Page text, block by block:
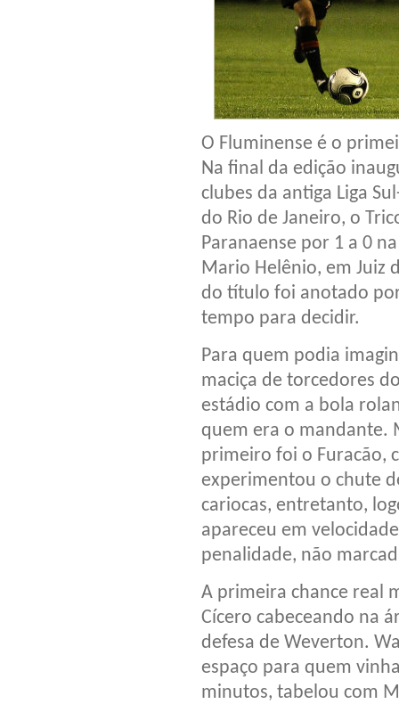
O Fluminense é o
Na final da edição
clubes da antiga Liga
do Rio de Janeiro, o
Paranaense por 1 a 0
Mario Helênio, em Juiz
do título foi anotado
tempo para decidir.
Para quem podia
maciça de torcedores
estádio com a bola
quem era o mandante.
primeiro foi o Furacão,
experimentou o chute
cariocas, entretanto,
apareceu em
penalidade, não
A primeira chance real
Cícero cabeceando na
defesa de Weverton.
espaço para quem
minutos, tabelou com